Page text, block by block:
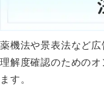
薬機法や景表法など広
理解度確認のための
ます。